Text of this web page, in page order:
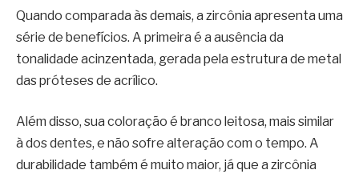
Quando comparada às demais, a zircônia apresenta uma
série de benefícios. A primeira é a ausência da
tonalidade acinzentada, gerada pela estrutura de metal
das próteses de acrílico.
Além disso, sua coloração é branco leitosa, mais similar
à dos dentes, e não sofre alteração com o tempo. A
durabilidade também é muito maior, já que a zircônia